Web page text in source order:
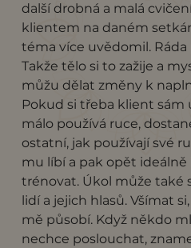
další drobná a malá
klientem na daném
téma více uvědomil.
Takže tělo si to zažije a
můžu dělat změny k
Pokud si třeba klient sám
málo používá ruce,
ostatní, jak používají své
mu líbí a pak opět ideálně
trénovat. Úkol může také
lidí a jejich hlasů. Všímat
mě působí. Když někdo
nechce poslouchat,